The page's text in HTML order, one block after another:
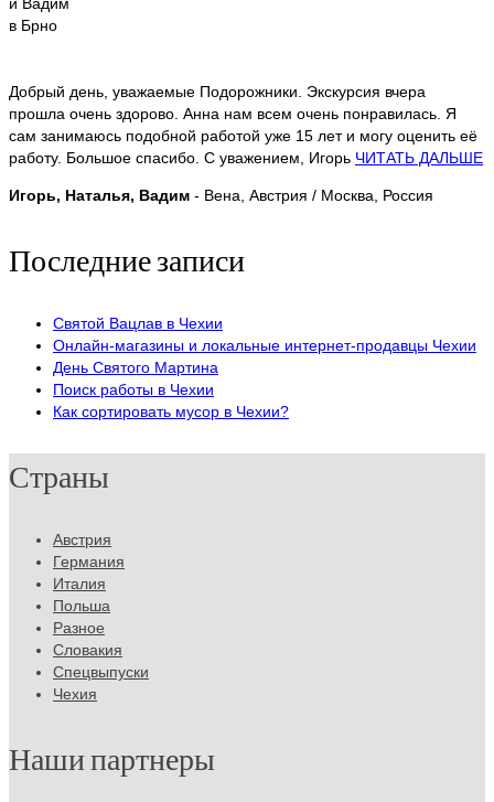
Добрый день, уважаемые Подорожники. Экскурсия вчера
прошла очень здорово. Анна нам всем очень понравилась. Я
сам занимаюсь подобной работой уже 15 лет и могу оценить её
работу. Большое спасибо. С уважением, Игорь ЧИТАТЬ ДАЛЬШЕ
Игорь, Наталья, Вадим - Вена, Австрия / Москва, Россия
Последние записи
Святой Вацлав в Чехии
Онлайн-магазины и локальные интернет-продавцы Чехии
День Святого Мартина
Поиск работы в Чехии
Как сортировать мусор в Чехии?
Страны
Австрия
Германия
Италия
Польша
Разное
Словакия
Спецвыпуски
Чехия
Наши партнеры